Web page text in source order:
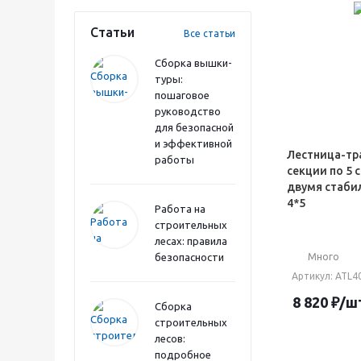
Статьи Все статьи
Сборка вышки-
туры:
пошаговое
руководство
для безопасной
и эффективной
работы
Работа на
строительных
лесах: правила
безопасности
Сборка
строительных
лесов:
подробное
Лестница-
секции по 5
двумя
4*5
Много
Артикул:
8 820 ₽/